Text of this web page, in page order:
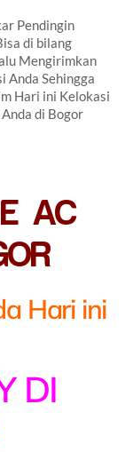
Pendingin
di bilang
Mengirimkan
Anda Sehingga
Hari ini Kelokasi
di Bogor
AC
Hari ini
DI